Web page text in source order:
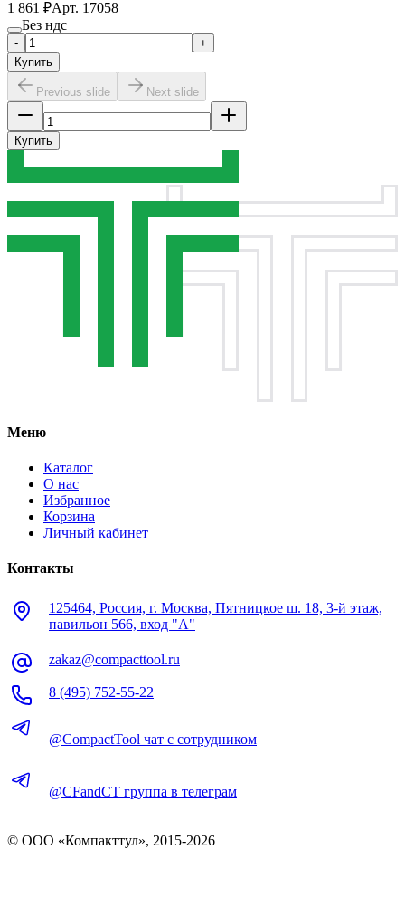
1 861 ₽Арт. 17058
Без ндс
-
+
Купить
Previous slide Next slide
Купить
Меню
Каталог
О нас
Избранное
Корзина
Личный кабинет
Контакты
125464, Россия, г. Москва, Пятницкое ш. 18, 3-й этаж,
павильон 566, вход "А"
zakaz@compacttool.ru
8 (495) 752-55-22
@CompactTool чат с сотрудником
@CFandCT группа в телеграм
© OOO «Компакттул», 2015-2026